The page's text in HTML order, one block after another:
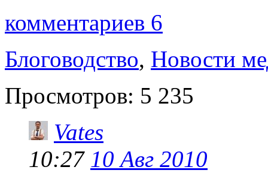
комментариев 6
Блоговодство, Новости
Просмотров: 5 235
Vates
10:27 10 Авг 2010